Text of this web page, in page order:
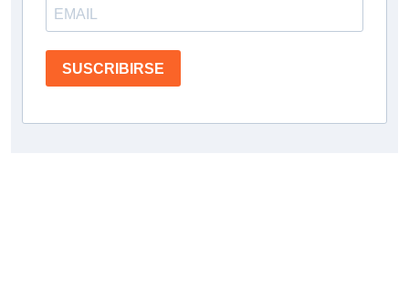
SUSCRIBIRSE